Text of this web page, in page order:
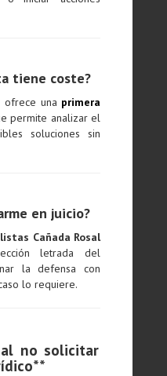
tiene coste?
ofrece una primera
permite analizar el
soluciones sin
en juicio?
Cañada Rosal
letrada del
la defensa con
lo requiere.
al no solicitar